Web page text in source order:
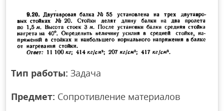
Тип работы: Задача
Предмет: Сопротивление материалов